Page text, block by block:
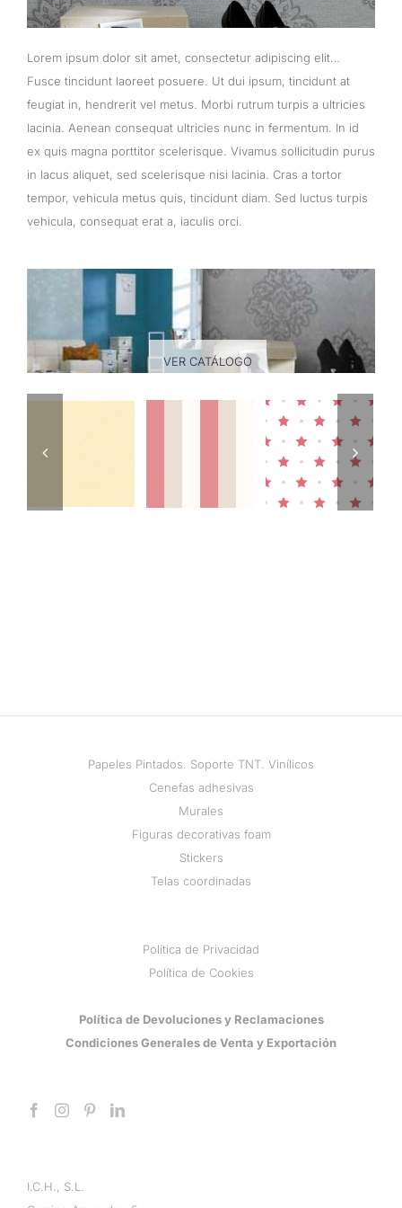
Lorem ipsum dolor sit amet, consectetur adipiscing elit…
Fusce tincidunt laoreet posuere. Ut dui ipsum, tincidunt at
feugiat in, hendrerit vel metus. Morbi rutrum turpis a ultricies
lacinia. Aenean consequat ultricies nunc in fermentum. In id
ex quis magna porttitor scelerisque. Vivamus sollicitudin purus
in lacus aliquet, sed scelerisque nisi lacinia. Cras a tortor
tempor, vehicula metus quis, tincidunt diam. Sed luctus turpis
vehicula, consequat erat a, iaculis orci.
VER CATÁLOGO
Papeles Pintados. Soporte TNT. Vinílicos
Cenefas adhesivas
Murales
Figuras decorativas foam
Stickers
Telas coordinadas
Política de Privacidad
Política de Cookies
Política de Devoluciones y Reclamaciones
Condiciones Generales de Venta y Exportación
I.C.H., S.L.